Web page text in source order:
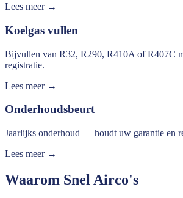
Lees meer →
Koelgas vullen
Bijvullen van R32, R290, R410A of R407C
registratie.
Lees meer →
Onderhoudsbeurt
Jaarlijks onderhoud — houdt uw garantie en
Lees meer →
Waarom Snel Airco's